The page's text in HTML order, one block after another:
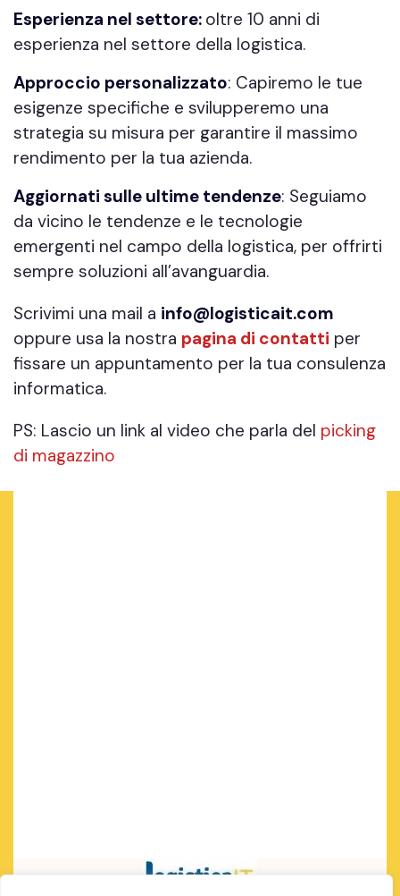
Esperienza nel settore: oltre 10 anni di
esperienza nel settore della logistica.
Approccio personalizzato: Capiremo le tue
esigenze specifiche e svilupperemo una
strategia su misura per garantire il massimo
rendimento per la tua azienda.
Aggiornati sulle ultime tendenze: Seguiamo
da vicino le tendenze e le tecnologie
emergenti nel campo della logistica, per offrirti
sempre soluzioni all’avanguardia.
Scrivimi una mail a info@logisticait.com
oppure usa la nostra pagina di contatti per
fissare un appuntamento per la tua consulenza
informatica.
PS: Lascio un link al video che parla del picking
di magazzino